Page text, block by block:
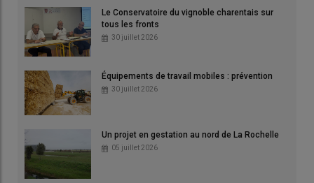
Le Conservatoire du vignoble charentais sur
tous les fronts
30 juillet 2026
Équipements de travail mobiles : prévention
30 juillet 2026
Un projet en gestation au nord de La Rochelle
05 juillet 2026